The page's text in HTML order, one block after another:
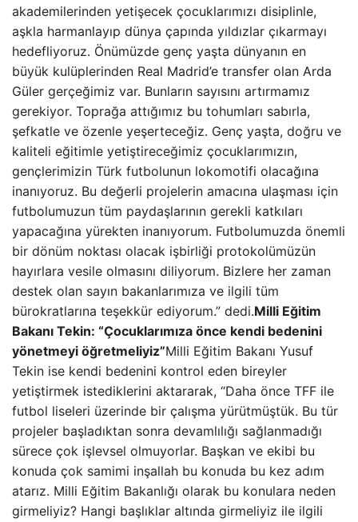
akademilerinden yetişecek çocuklarımızı disiplinle,
aşkla harmanlayıp dünya çapında yıldızlar çıkarmayı
hedefliyoruz. Önümüzde genç yaşta dünyanın en
büyük kulüplerinden Real Madrid’e transfer olan Arda
Güler gerçeğimiz var. Bunların sayısını artırmamız
gerekiyor. Toprağa attığımız bu tohumları sabırla,
şefkatle ve özenle yeşerteceğiz. Genç yaşta, doğru ve
kaliteli eğitimle yetiştireceğimiz çocuklarımızın,
gençlerimizin Türk futbolunun lokomotifi olacağına
inanıyoruz. Bu değerli projelerin amacına ulaşması için
futbolumuzun tüm paydaşlarının gerekli katkıları
yapacağına yürekten inanıyorum. Futbolumuzda önemli
bir dönüm noktası olacak işbirliği protokolümüzün
hayırlara vesile olmasını diliyorum. Bizlere her zaman
destek olan sayın bakanlarımıza ve ilgili tüm
bürokratlarına teşekkür ediyorum.” dedi.Milli Eğitim
Bakanı Tekin: “Çocuklarımıza önce kendi bedenini
yönetmeyi öğretmeliyiz”Milli Eğitim Bakanı Yusuf
Tekin ise kendi bedenini kontrol eden bireyler
yetiştirmek istediklerini aktararak, “Daha önce TFF ile
futbol liseleri üzerinde bir çalışma yürütmüştük. Bu tür
projeler başladıktan sonra devamlılığı sağlanmadığı
sürece çok işlevsel olmuyorlar. Başkan ve ekibi bu
konuda çok samimi inşallah bu konuda bu kez adım
atarız. Milli Eğitim Bakanlığı olarak bu konulara neden
girmeliyiz? Hangi başlıklar altında girmeliyiz ile ilgili